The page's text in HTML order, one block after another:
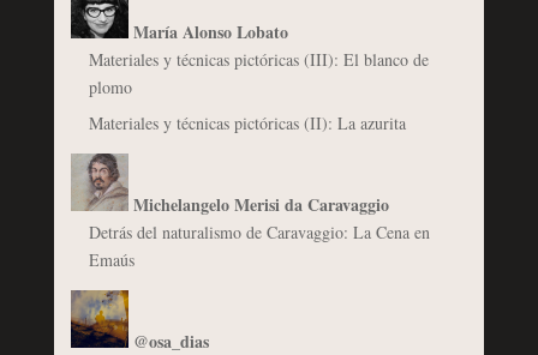
María Alonso Lobato
Materiales y técnicas pictóricas (III): El blanco de
plomo
Materiales y técnicas pictóricas (II): La azurita
Michelangelo Merisi da Caravaggio
Detrás del naturalismo de Caravaggio: La Cena en
Emaús
@osa_dias